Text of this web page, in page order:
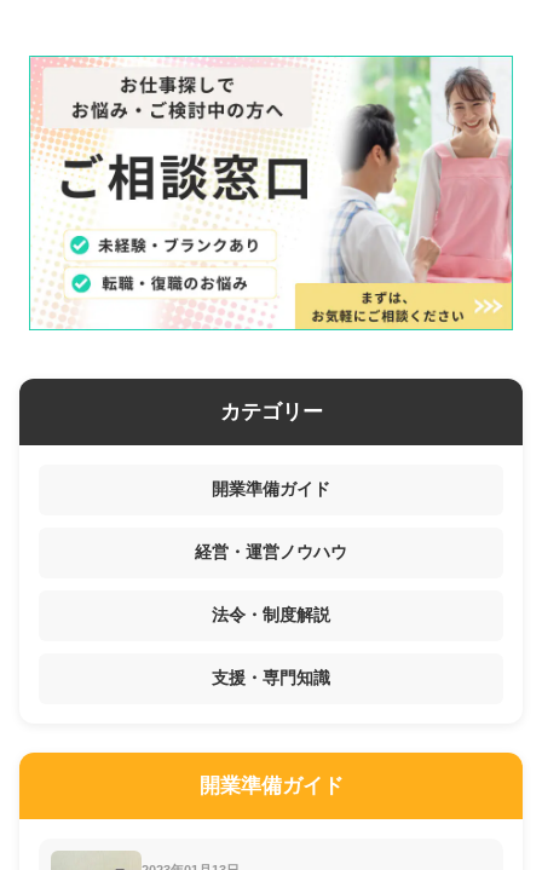
カテゴリー
開業準備ガイド
経営・運営ノウハウ
法令・制度解説
支援・専門知識
開業準備ガイド